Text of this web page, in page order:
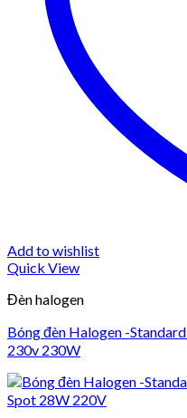
Add to wishlist
Quick View
Đèn halogen
Bóng đèn Halogen -
230v 230W